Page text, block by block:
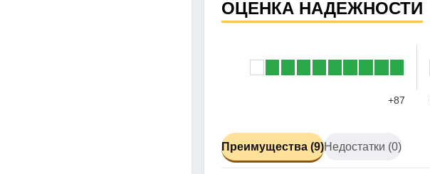
ОЦЕНКА НАДЕЖНОСТИ
+87
Преимущества (9)Недостатки (0)